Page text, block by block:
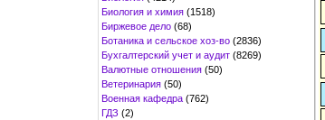
Биология и химия (1518)
Биржевое дело (68)
Ботаника и сельское хоз-во (2836)
Бухгалтерский учет и аудит (8269)
Валютные отношения (50)
Ветеринария (50)
Военная кафедра (762)
ГДЗ (2)